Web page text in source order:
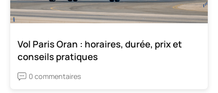
Vol Paris Oran : horaires, durée, prix et
conseils pratiques
0 commentaires